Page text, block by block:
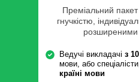
Ведучі викладачі з
мови, або
країні мови
Преміальний
гнучкістю,
розширеними